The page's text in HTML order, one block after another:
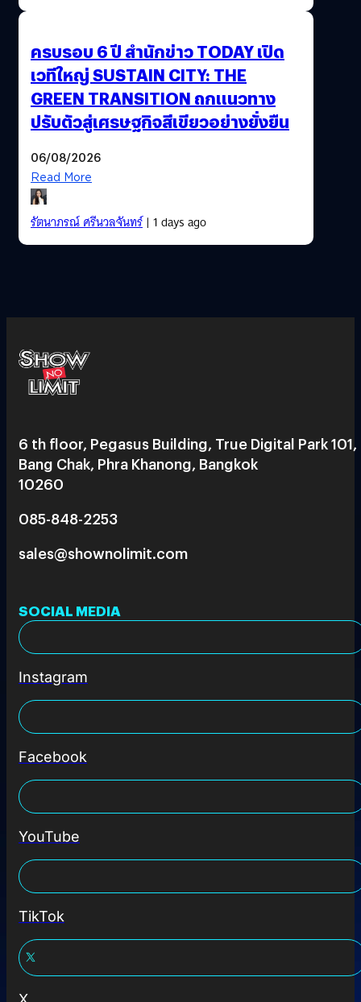
ครบรอบ 6 ปี สำนักข่าว TODAY เปิด
เวทีใหญ่ SUSTAIN CITY: THE
GREEN TRANSITION ถกแนวทาง
ปรับตัวสู่เศรษฐกิจสีเขียวอย่างยั่งยืน
06/08/2026
Read More
รัตนาภรณ์ ศรีนวลจันทร์| 1 days ago
6 th floor, Pegasus Building, True Digital Park 101,
Bang Chak, Phra Khanong, Bangkok
10260
085-848-2253
sales@shownolimit.com
SOCIAL MEDIA
Instagram
Facebook
YouTube
TikTok